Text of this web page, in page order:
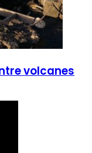
volcanes